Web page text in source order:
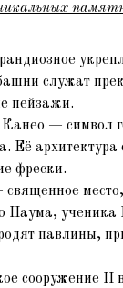
служат
пейзажи.
— символ
Её
фрески.
Наума,
павлины,
сооружение II